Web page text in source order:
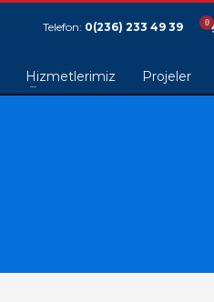
Telefon: 0(236) 233 49 39
Hizmetlerimiz Projeler